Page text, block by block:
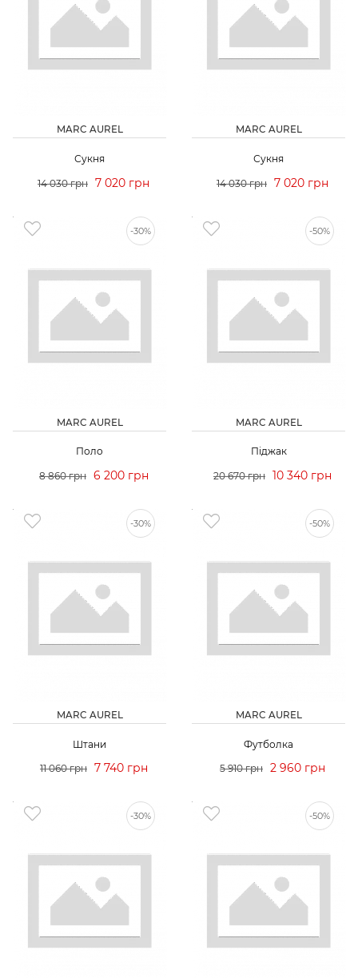
MARC AUREL
Сукня
14 030 грн 7 020 грн
MARC AUREL
Сукня
14 030 грн 7 020 грн
-30%
MARC AUREL
Поло
8 860 грн 6 200 грн
-50%
MARC AUREL
Піджак
20 670 грн 10 340 грн
-30%
MARC AUREL
Штани
11 060 грн 7 740 грн
-50%
MARC AUREL
Футболка
5 910 грн 2 960 грн
-30% -50%